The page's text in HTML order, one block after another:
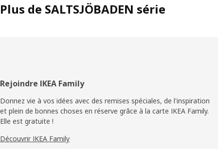
Plus de SALTSJÖBADEN série
Pied
de
page
Rejoindre IKEA Family
Donnez vie à vos idées avec des remises spéciales, de l'inspiration
et plein de bonnes choses en réserve grâce à la carte IKEA Family.
Elle est gratuite !
Découvrir IKEA Family